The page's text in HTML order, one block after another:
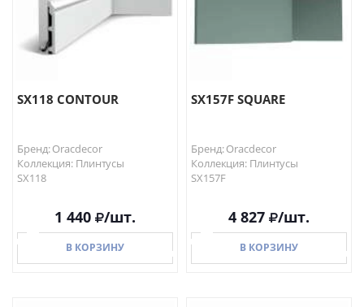
SX118 CONTOUR
Бренд: Oracdecor
Коллекция: Плинтусы
SX118
1 440 /шт.
В КОРЗИНУ
SX157F SQUARE
Бренд: Oracdecor
Коллекция: Плинтусы
SX157F
4 827 /шт.
В КОРЗИНУ